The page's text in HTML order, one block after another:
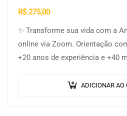
R$275,00
✨ Transforme sua vida com a
online via Zoom. Orientação
+20 anos de experiência e +40
ADICIONAR AO